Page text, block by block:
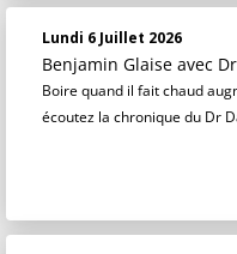
Lundi 6 Juillet 2026
Benjamin Glaise avec
Boire quand il fait chaud
écoutez la chronique du Dr